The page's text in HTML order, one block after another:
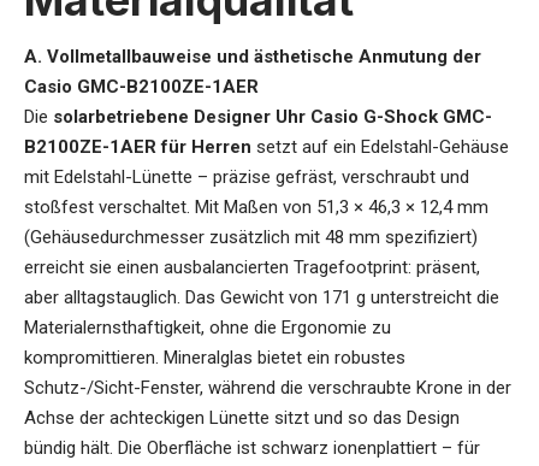
A. Vollmetallbauweise und ästhetische Anmutung der
Casio GMC-B2100ZE-1AER
Die solarbetriebene Designer Uhr Casio G-Shock GMC-
B2100ZE-1AER für Herren setzt auf ein Edelstahl-Gehäuse
mit Edelstahl-Lünette – präzise gefräst, verschraubt und
stoßfest verschaltet. Mit Maßen von 51,3 × 46,3 × 12,4 mm
(Gehäusedurchmesser zusätzlich mit 48 mm spezifiziert)
erreicht sie einen ausbalancierten Tragefootprint: präsent,
aber alltagstauglich. Das Gewicht von 171 g unterstreicht die
Materialernsthaftigkeit, ohne die Ergonomie zu
kompromittieren. Mineralglas bietet ein robustes
Schutz-/Sicht-Fenster, während die verschraubte Krone in der
Achse der achteckigen Lünette sitzt und so das Design
bündig hält. Die Oberfläche ist schwarz ionenplattiert – für